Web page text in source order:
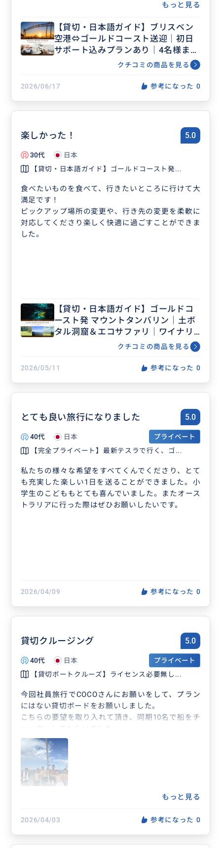
何より、今回60代の母と女二人旅だったので、ツア
り、何かあったらいつでも連絡くださいと仰って頂
けたことが本当に心強かったです。
ゴールドコーストは素晴らしい街で、まだまだ訪れ
たい場所が沢山ありますので、また是非利用させて
素晴らしい体験をありがとうございました！
もっと見る
【貸切・日本語ガイド】ブリスベン
空港⇔ゴールドコースト送迎｜初日
サポート込みプランあり｜4名様まで
クチコミの商品を見る
2026/06/17 参考になった 0
楽しかった！ 5.0
30代
日本
【貸切・日本語ガイド】ゴールドコースト発...
食べたいものを食べて、行きたいところに行けて大
満足です！
ピックアップ場所の変更や、行き先の変更を柔軟に
対応してくださり楽しく快適に過ごすことができま
した。
【貸切・日本語ガイド】ゴールドコ
ースト発 マウントタンバリン｜土ボ
タル洞窟＆エコサファリ｜ワイナリ
ーランチ込みプランありクチコミの商品を見る
2026/05/11 参考になった 0
とても良い旅行になりました 5.0
40代 日本
プライベート
【完全プライベート】最新テスラで行く、ゴ...
私たちの様々な希望をすべてくんでくださり、とて
も充実した楽しい1日を送ることができました。小
学生のこどももとても喜んでいました。またオース
トラリアに行った際はぜひお願いしたいです。
2026/04/09 参考になった 0
貸切クルージング 5.0
40代 日本
プライベート
【貸切ボートクルーズ】ライセンス必要無し...
今回社員旅行でCOCOさんにお願いをして、プラン
にはない貸切ボードをお願いしました。
こちらの要望を取り入れて頂き、同期10名で船をチ
ャーターしてもらいました。
お酒もと食べ物を持ち込み、船で移動しながらシュ
ノーケリングも出来、沢山の魚を見ることができて
非常に楽しかったです！
最初は初めての利用だったので不安でしたが、最高
の思い出となりました。
その後も地元のお勧めを教えてもらえてよかったで
またオーストラリアに行く際は是非利用させてもら
もっと見る
2026/04/03 参考になった 0